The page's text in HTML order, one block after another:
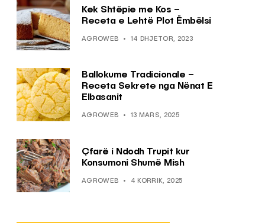
Kek Shtëpie me Kos –
Receta e Lehtë Plot Ëmbëlsi
AGROWEB 14 DHJETOR, 2023
Ballokume Tradicionale –
Receta Sekrete nga Nënat E
Elbasanit
AGROWEB 13 MARS, 2025
Çfarë i Ndodh Trupit kur
Konsumoni Shumë Mish
AGROWEB 4 KORRIK, 2025